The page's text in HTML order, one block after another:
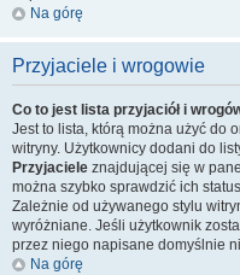
Na górę
Przyjaciele i wrogowie
Co to jest lista przyjaciół i
Jest to lista, którą można użyć do
witryny. Użytkownicy dodani do
Przyjaciele znajdującej się w
można szybko sprawdzić ich
Zależnie od używanego stylu
wyróżniane. Jeśli użytkownik
przez niego napisane domyślnie
Na górę